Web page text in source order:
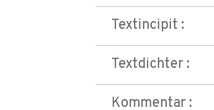
Textincipit :
Textdichter :
Kommentar :